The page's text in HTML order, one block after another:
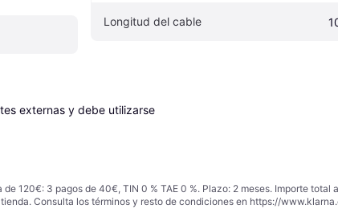
Longitud del cable
externas y debe utilizarse
120€: 3 pagos de 40€, TIN 0 % TAE 0 %. Plazo: 2 meses. Importe
Consulta los términos y resto de condiciones en https://